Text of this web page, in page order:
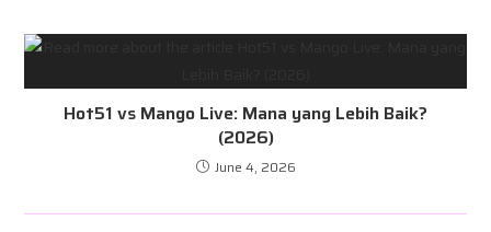
Hot51 vs Mango Live: Mana yang Lebih Baik?
(2026)
June 4, 2026